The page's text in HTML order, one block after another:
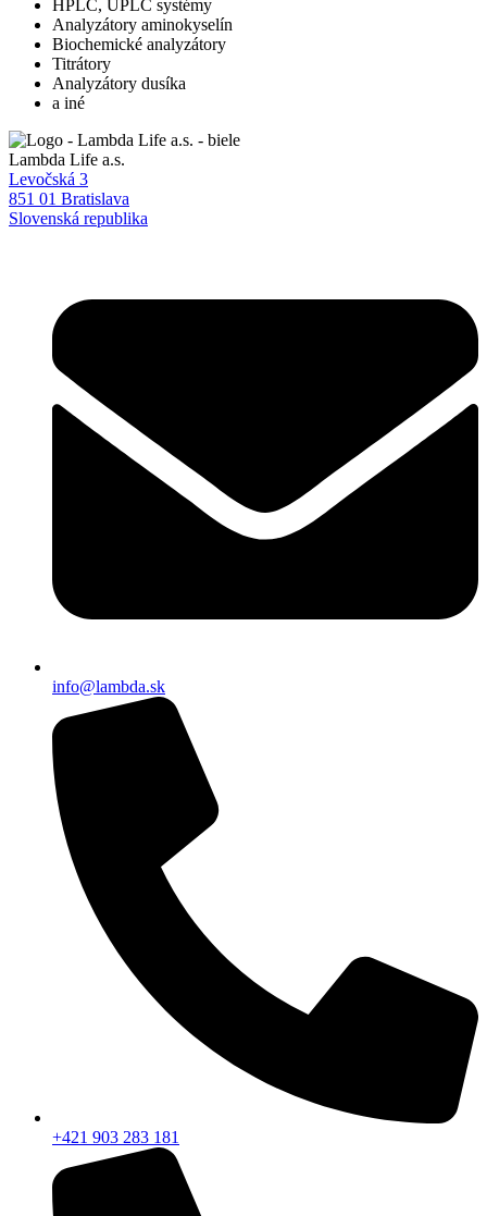
HPLC, UPLC systémy
Analyzátory aminokyselín
Biochemické analyzátory
Titrátory
Analyzátory dusíka
a iné
Lambda Life a.s.
Levočská 3
851 01 Bratislava
Slovenská republika
info@lambda.sk
+421 903 283 181